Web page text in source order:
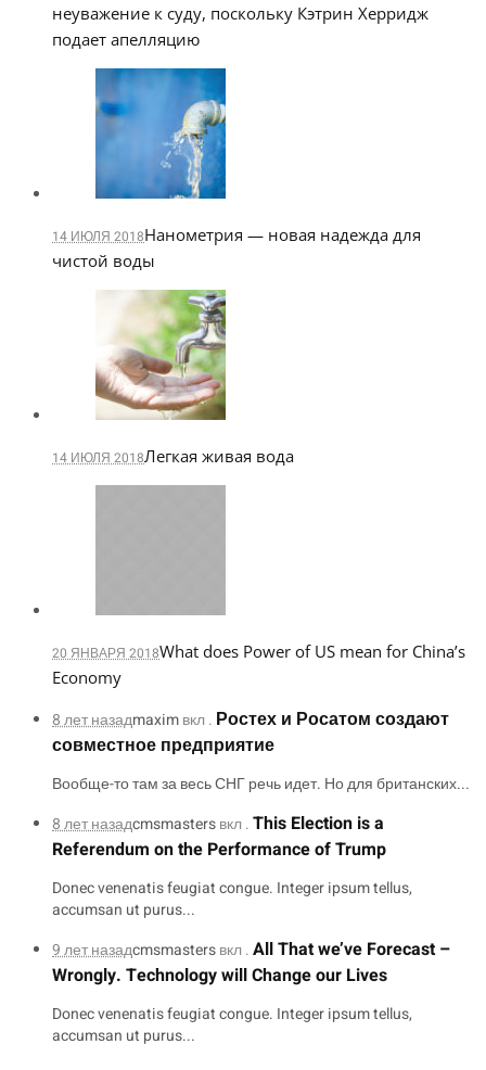
неуважение к суду, поскольку Кэтрин Херридж
подает апелляцию
14 ИЮЛЯ 2018Нанометрия — новая надежда для
чистой воды
14 ИЮЛЯ 2018Легкая живая вода
20 ЯНВАРЯ 2018What does Power of US mean for China’s
Economy
8 лет назадmaximвкл . Ростех и Росатом создают
совместное предприятие
Вообще-то там за весь СНГ речь идет. Но для британских...
8 лет назадcmsmastersвкл .This Election is a
Referendum on the Performance of Trump
Donec venenatis feugiat congue. Integer ipsum tellus,
accumsan ut purus...
9 лет назадcmsmastersвкл .All That we’ve Forecast –
Wrongly. Technology will Change our Lives
Donec venenatis feugiat congue. Integer ipsum tellus,
accumsan ut purus...